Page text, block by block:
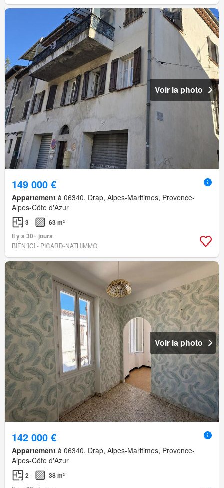
Voir la photo
149 000 €
Appartement à 06340, Drap, Alpes-Maritimes, Provence-
Alpes-Côte d'Azur
3
63 m²
Il y a 30+ jours
BIEN´ICI - PICARD-NATHIMMO
Voir la photo
142 000 €
Appartement à 06340, Drap, Alpes-Maritimes, Provence-
Alpes-Côte d'Azur
2
38 m²